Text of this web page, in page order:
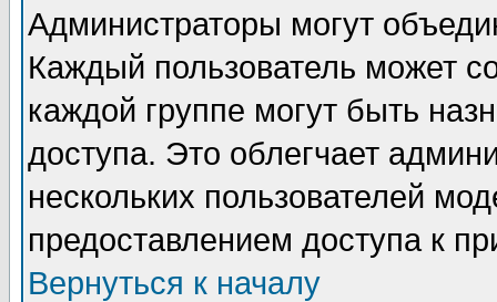
Администраторы могут
Каждый пользователь может
каждой группе могут быть
доступа. Это облегчает
нескольких пользователей
предоставлением доступа к
Вернуться к началу